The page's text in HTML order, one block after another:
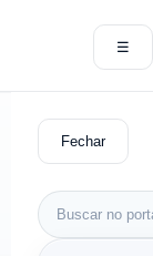
☰
Fechar
Buscar por: